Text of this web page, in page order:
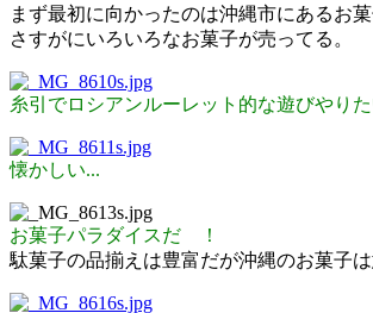
まず最初に向かったのは沖縄市にあるお菓
さすがにいろいろなお菓子が売ってる。
糸引でロシアンルーレット的な遊びやり
懐かしい...
お菓子パラダイスだ ！
駄菓子の品揃えは豊富だが沖縄のお菓子は